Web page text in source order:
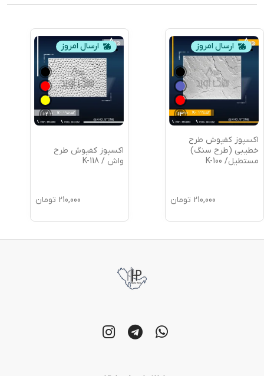
ارسال امروز
3
+
اکسپوز کفپوش طرح
خطیبی (طرح سنگ)
مستطیل/ K-100
210,000 تومان
ارسال امروز
2
+
اکسپوز کفپوش طرح
واش / K-118
210,000 تومان